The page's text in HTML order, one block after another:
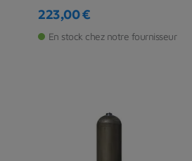
Prix
223,00 €
En stock chez notre fournisseur